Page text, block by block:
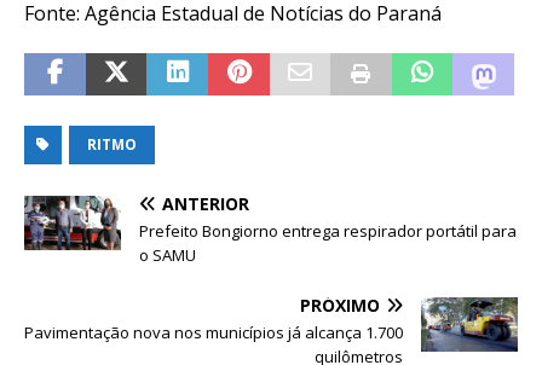
Fonte: Agência Estadual de Notícias do Paraná
RITMO
ANTERIOR
Prefeito Bongiorno entrega respirador portátil para
o SAMU
PRÓXIMO
Pavimentação nova nos municípios já alcança 1.700
quilômetros